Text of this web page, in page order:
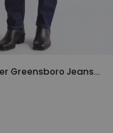
Greensboro Jeans